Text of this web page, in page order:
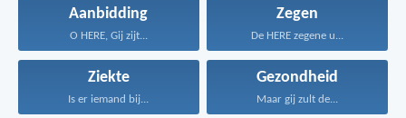
Aanbidding
O HERE, Gij zijt...
Zegen
De HERE zegene u...
Ziekte
Is er iemand bij...
Gezondheid
Maar gij zult de...